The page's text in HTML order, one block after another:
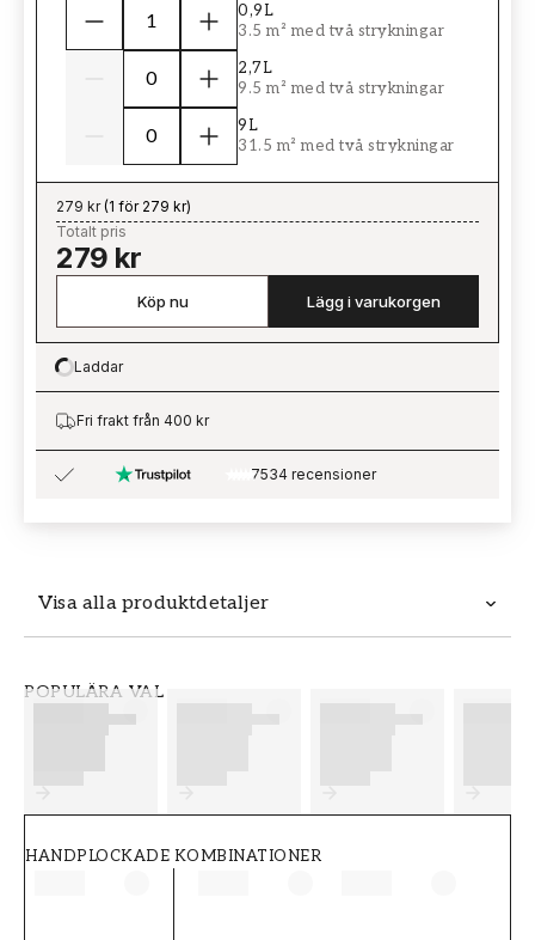
Visa alla produktdetaljer
FT38-000-W0000
POPULÄRA VAL
HANDPLOCKADE KOMBINATIONER
0,9L
3.5 m² med två strykningar
2,7L
9.5 m² med två strykningar
9L
31.5 m² med två strykningar
279 kr(1 för 279 kr)
Totalt pris
279 kr
Köp nu Lägg i varukorgen
Loading…
Laddar
Fri frakt från 400 kr
7534 recensioner